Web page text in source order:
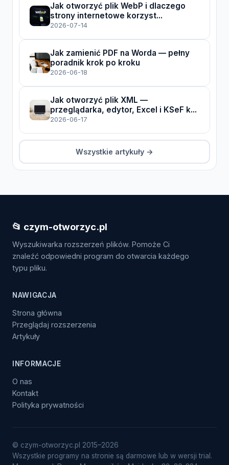
Jak otworzyć plik WebP i dlaczego
strony internetowe korzyst...
2026-07-14
Jak zamienić PDF na Worda — pełny
poradnik krok po kroku
2026-06-18
Jak otworzyć plik XML —
przeglądarka, edytor, Excel i KSeF k...
2026-06-17
Wszystkie artykuły →
📂 czym-otworzyc.pl
Wyszukiwarka rozszerzeń plików. Pomoże Ci
znaleźć odpowiedni program do otwarcia każdego
typu pliku.
NAWIGACJA
Strona główna
Przeglądaj rozszerzenia
Artykuły
INFORMACJE
O nas
Kontakt
Polityka prywatności
© czym-otworzyc.pl 2015–2026
Wszystkie programy na stronie są darmowe lub w wersji trial.